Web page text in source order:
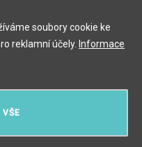
VŠE
soubory cookie ke
reklamní účely. Informace